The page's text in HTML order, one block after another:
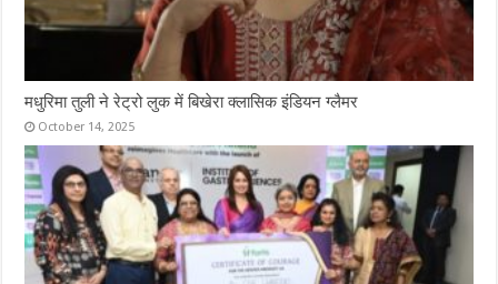
मधुरिमा तुली ने रेट्रो लुक में बिखेरा क्लासिक इंडियन ग्लैमर
October 14, 2025